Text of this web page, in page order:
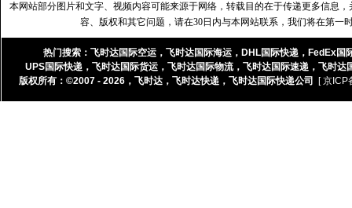
本网站部分图片和文字、视频内容可能来源于网络，转载目的在于传递更多信息
容、版权和其它问题，请在30日内与本网站联系，我们将在第一
热门搜索： 飞时达国际空运 ， 飞时达国际海运 ， DHL国际快递 ， FedEx国
UPS国际快递 ， 飞时达国际货运 ， 飞时达国际物流， 飞时达国际速递 ， 飞时达
版权所有：©2007 - 2026， 飞时达， 飞时达快递， 飞时达国际快递公司 [ 京ICP